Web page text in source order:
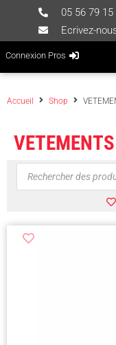
Connexion Pros
05 56 79 15
Ecrivez-
Accueil Shop